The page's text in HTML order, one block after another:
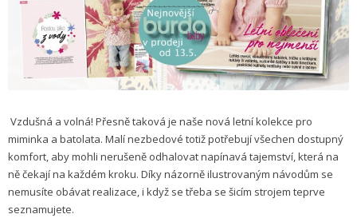
Vzdušná a volná! Přesně taková je naše nová letní kolekce pro
miminka a batolata. Malí nezbedové totiž potřebují všechen dostupný
komfort, aby mohli nerušeně odhalovat napínavá tajemství, která na
ně čekají na každém kroku. Díky názorně ilustrovaným návodům se
nemusíte obávat realizace, i když se třeba se šicím strojem teprve
seznamujete.